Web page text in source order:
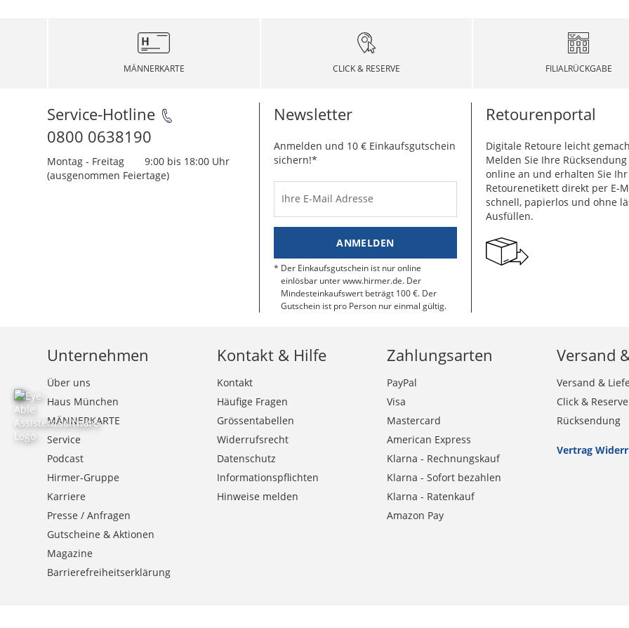
MÄNNERKARTE CLICK & RESERVE FILIALRÜCKGABE
Service-Hotline
0800 0638190
Montag - Freitag
9:00 bis 18:00 Uhr
(ausgenommen Feiertage)
Newsletter
Anmelden und 10 € Einkaufsgutschein
sichern!*
Ihre E-Mail Adresse
ANMELDEN
Der Einkaufsgutschein ist nur online
einlösbar unter www.hirmer.de. Der
Mindesteinkaufswert beträgt 100 €. Der
Gutschein ist pro Person nur einmal gültig.
Retourenportal
Digitale Retoure leicht
Melden Sie Ihre
online an und erhalten Sie Ihr
Retourenetikett direkt per E-
schnell, papierlos und ohne
Ausfüllen.
Unternehmen
Über uns
Haus München
MÄNNERKARTE
Service
Podcast
Hirmer-Gruppe
Karriere
Presse / Anfragen
Gutscheine & Aktionen
Magazine
Barrierefreiheitserklärung
Kontakt & Hilfe
Kontakt
Häufige Fragen
Grössentabellen
Widerrufsrecht
Datenschutz
Informationspflichten
Hinweise melden
Zahlungsarten
PayPal
Visa
Mastercard
American Express
Klarna - Rechnungskauf
Klarna - Sofort bezahlen
Klarna - Ratenkauf
Amazon Pay
Versand
Versand &
Click & Reserve
Rücksendung
Vertrag